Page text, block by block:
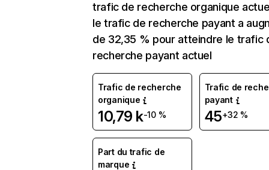
trafic de recherche organique
le trafic de recherche payant a
de 32,35 % pour atteindre le trafic
recherche payant actuel
Trafic de recherche
organique
10,79 k-10 %
Trafic de
payant
45+32 %
Part du trafic de
marque